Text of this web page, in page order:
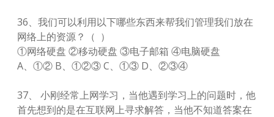
36、我们可以利用以下哪些东西来帮我们管理我们放在
网络上的资源？（ ）
①网络硬盘 ②移动硬盘 ③电子邮箱 ④电脑硬盘
A、①② B、①②③ C、①③ D、②③④
37、 小刚经常上网学习，当他遇到学习上的问题时，他
首先想到的是在互联网上寻求解答，当他不知道答案在